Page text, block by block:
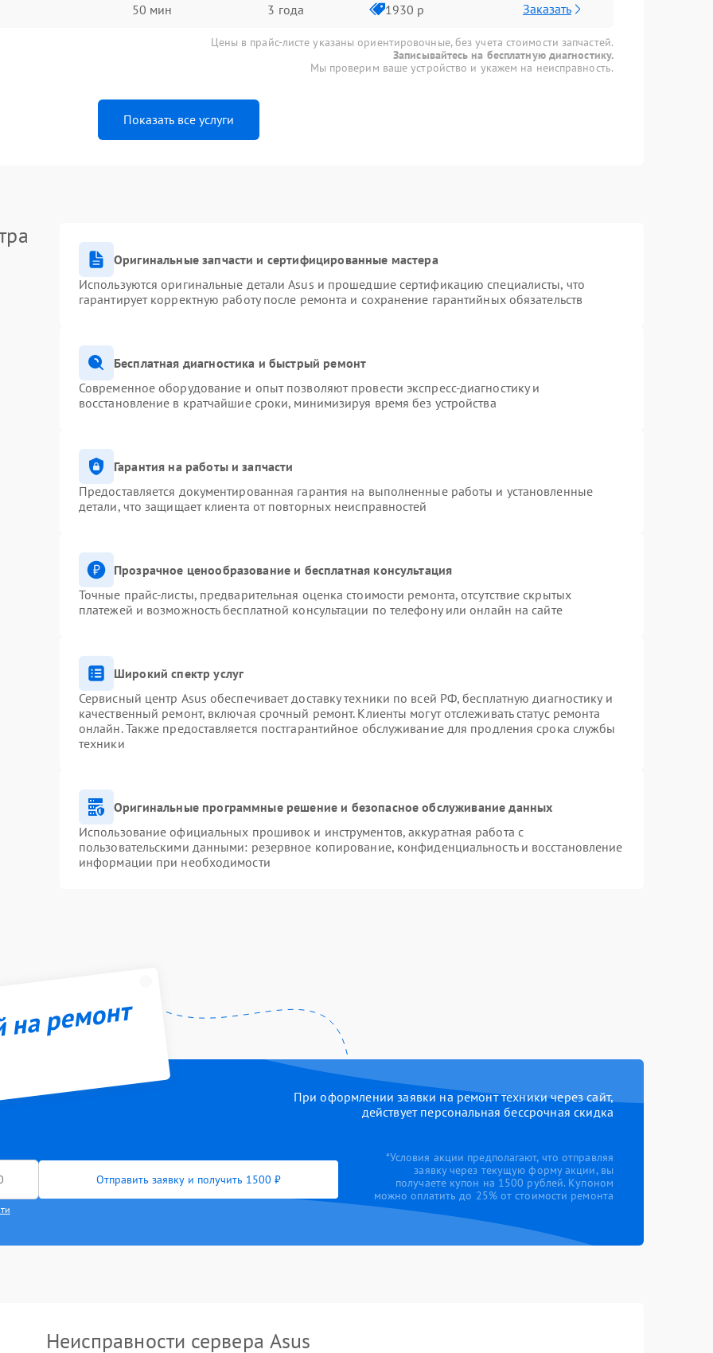
50 мин 3 года 1930 р Заказать
Цены в прайс-листе указаны ориентировочные, без учета стоимости запчастей.
Записывайтесь на бесплатную диагностику.
Мы проверим ваше устройство и укажем на неисправность.
Показать все услуги
Оригинальные запчасти и сертифицированные мастера
Используются оригинальные детали Asus и прошедшие сертификацию специалисты, что
гарантирует корректную работу после ремонта и сохранение гарантийных обязательств
Бесплатная диагностика и быстрый ремонт
Современное оборудование и опыт позволяют провести экспресс-диагностику и
восстановление в кратчайшие сроки, минимизируя время без устройства
Гарантия на работы и запчасти
Предоставляется документированная гарантия на выполненные работы и установленные
детали, что защищает клиента от повторных неисправностей
Прозрачное ценообразование и бесплатная консультация
Точные прайс-листы, предварительная оценка стоимости ремонта, отсутствие скрытых
платежей и возможность бесплатной консультации по телефону или онлайн на сайте
Широкий спектр услуг
Сервисный центр Asus обеспечивает доставку техники по всей РФ, бесплатную диагностику и
качественный ремонт, включая срочный ремонт. Клиенты могут отслеживать статус ремонта
онлайн. Также предоставляется постгарантийное обслуживание для продления срока службы
техники
Оригинальные программные решение и безопасное обслуживание данных
Использование официальных прошивок и инструментов, аккуратная работа с
пользовательскими данными: резервное копирование, конфиденциальность и восстановление
информации при необходимости
ремонт
При оформлении заявки на ремонт техники через сайт,
действует персональная бессрочная скидка
Отправить заявку и получить 1500 ₽
*Условия акции предполагают, что отправляя
заявку через текущую форму акции, вы
получаете купон на 1500 рублей. Купоном
можно оплатить до 25% от стоимости ремонта
Неисправности сервера Asus